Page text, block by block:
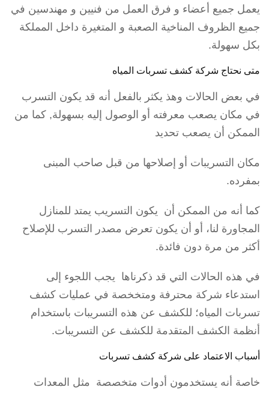
يعمل جميع أعضاء و فرق العمل من فنيين و مهندسين في
جميع الظروف المناخية الصعبة و المتغيرة داخل المملكة
بكل سهولة.
متى نحتاج شركة كشف تسربات المياه
في بعض الحالات وهذ يكثر بالفعل أنه قد يكون التسرب
في مكان يصعب معرفته أو الوصول إليه بسهولة, كما من
الممكن أن يصعب تحديد
مكان التسريبات أو إصلاحها من قبل صاحب المبنى
بمفرده.
كما أنه من الممكن أن يكون التسريب يمتد للمنازل
المجاورة لنا، أو أن يكون تعرض مصدر التسرب للإصلاح
أكثر من مرة دون فائدة.
في هذه الحالات التي قد ذكرناها يجب اللجوء إلى
استدعاء شركة محترفة ومتخخصة في عمليات كشف
تسربات المياه؛ للكشف عن هذه التسريبات باستخدام
أنظمة الكشف المتقدمة للكشف عن التسريبات.
أسباب الاعتماد على شركة كشف تسربات
خاصة أنه يستخدمون أدوات متخصصة مثل المعدات